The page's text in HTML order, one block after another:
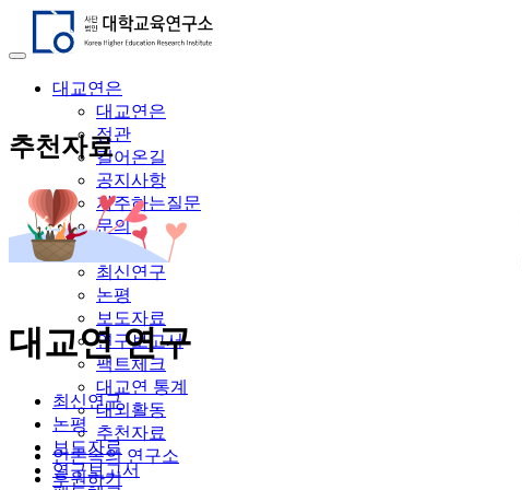
대교연은
대교연은
정관
걸어온길
공지사항
자주하는질문
문의
연구자료
최신연구
논평
보도자료
연구보고서
팩트체크
대교연 통계
대외활동
추천자료
언론속의 연구소
후원하기
추천자료
대교연 연구
최신연구
논평
보도자료
연구보고서